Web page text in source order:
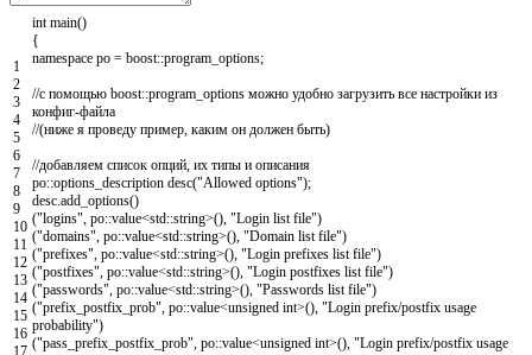
1
2
3
4
5
6
7
8
9
10
11
12
13
14
15
16
17
int main()
{
namespace po = boost::program_options;
//с помощью boost::program_options можно удобно загрузить все настройки из
конфиг-файла
//(ниже я проведу пример, каким он должен быть)
//добавляем список опций, их типы и описания
po::options_description desc("Allowed options");
desc.add_options()
("logins", po::value<std::string>(), "Login list file")
("domains", po::value<std::string>(), "Domain list file")
("prefixes", po::value<std::string>(), "Login prefixes list file")
("postfixes", po::value<std::string>(), "Login postfixes list file")
("passwords", po::value<std::string>(), "Passwords list file")
("prefix_postfix_prob", po::value<unsigned int>(), "Login prefix/postfix usage
probability")
("pass_prefix_postfix_prob", po::value<unsigned int>(), "Login prefix/postfix usage